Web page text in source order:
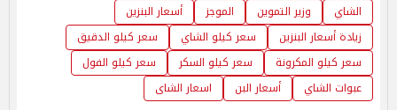
الشاي وزير التموين الموجز
أسعار البنزين
زيادة أسعار البنزين
سعر كيلو الشاي
سعر كيلو الدقيق
سعر كيلو المكرونة
سعر كيلو السكر
سعر كيلو الفول
عبوات الشاي
أسعار البن اسعار الشاى